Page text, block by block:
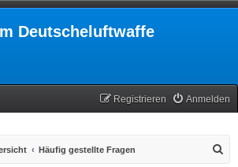
Deutscheluftwaffe
Anmelden
Registrieren
Häufig gestellte Fragen